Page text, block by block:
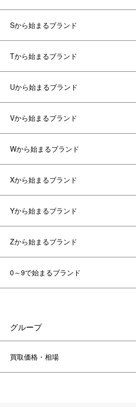
Sから始まるブランド
Tから始まるブランド
Uから始まるブランド
Vから始まるブランド
Wから始まるブランド
Xから始まるブランド
Yから始まるブランド
Zから始まるブランド
0～9で始まるブランド
グループ
買取価格・相場